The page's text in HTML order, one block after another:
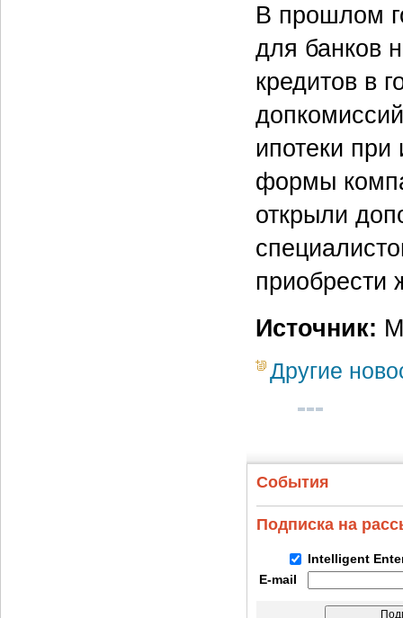
В прошлом
для банков
кредитов в
ипотеки при
формы
открыли
приобрести
Источник:
Другие
События
Подписка на
Intelligent
E-mail